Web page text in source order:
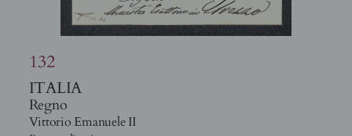
132
ITALIA
Regno
Vittorio Emanuele II